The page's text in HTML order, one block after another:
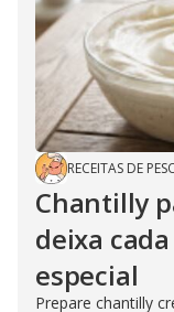
RECEITAS DE
Chantilly
deixa
especial
Prepare chantilly